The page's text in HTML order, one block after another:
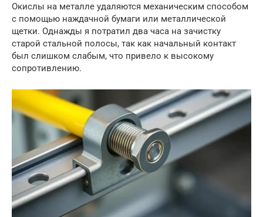
Окислы на металле удаляются механическим способом
с помощью наждачной бумаги или металлической
щетки. Однажды я потратил два часа на зачистку
старой стальной полосы, так как начальный контакт
был слишком слабым, что привело к высокому
сопротивлению.